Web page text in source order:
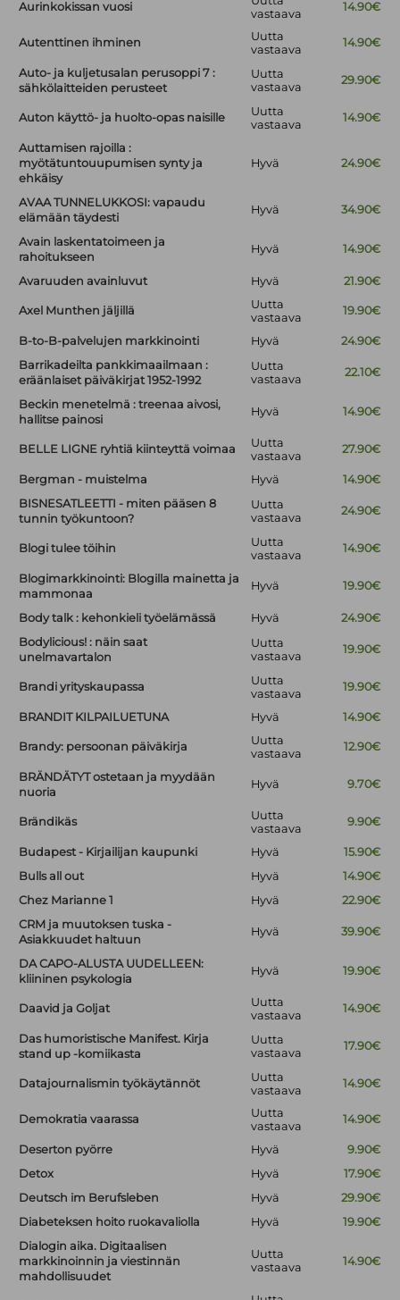
Aurinkokissan vuosi
vastaava
14.90€
Autenttinen ihminen
Uutta
vastaava
14.90€
Auto- ja kuljetusalan perusoppi 7 :
sähkölaitteiden perusteet
Uutta
vastaava
29.90€
Auton käyttö- ja huolto-opas naisille
Uutta
vastaava
14.90€
Auttamisen rajoilla :
myötätuntouupumisen synty ja
ehkäisy
Hyvä 24.90€
AVAA TUNNELUKKOSI: vapaudu
elämään täydesti
Hyvä 34.90€
Avain laskentatoimeen ja
rahoitukseen
Hyvä 14.90€
Avaruuden avainluvut Hyvä 21.90€
Axel Munthen jäljillä
Uutta
vastaava
19.90€
B-to-B-palvelujen markkinointi Hyvä
24.90€
Barrikadeilta pankkimaailmaan :
eräänlaiset päiväkirjat 1952-1992
Uutta
vastaava
22.10€
Beckin menetelmä : treenaa aivosi,
hallitse painosi
Hyvä 14.90€
BELLE LIGNE ryhtiä kiinteyttä voimaa
Uutta
vastaava
27.90€
Bergman - muistelma Hyvä
14.90€
BISNESATLEETTI - miten pääsen 8
tunnin työkuntoon?
Uutta
vastaava
24.90€
Blogi tulee töihin
Uutta
vastaava
14.90€
Blogimarkkinointi: Blogilla mainetta ja
mammonaa
Hyvä 19.90€
Body talk : kehonkieli työelämässä Hyvä
24.90€
Bodylicious! : näin saat
unelmavartalon
Uutta
vastaava
19.90€
Brandi yrityskaupassa
Uutta
vastaava
19.90€
BRANDIT KILPAILUETUNA Hyvä 14.90€
Brandy: persoonan päiväkirja
Uutta
vastaava
12.90€
BRÄNDÄTYT ostetaan ja myydään
nuoria
Hyvä 9.70€
Brändikäs
Uutta
vastaava
9.90€
Budapest - Kirjailijan kaupunki Hyvä
15.90€
Bulls all out
Hyvä
14.90€
Chez Marianne 1
Hyvä
22.90€
CRM ja muutoksen tuska -
Asiakkuudet haltuun
Hyvä 39.90€
DA CAPO-ALUSTA UUDELLEEN:
kliininen psykologia
Hyvä 19.90€
Daavid ja Goljat
Uutta
vastaava
14.90€
Das humoristische Manifest. Kirja
stand up -komiikasta
Uutta
vastaava
17.90€
Datajournalismin työkäytännöt
Uutta
vastaava
14.90€
Demokratia vaarassa
Uutta
vastaava
14.90€
Deserton pyörre Hyvä
9.90€
Detox
Hyvä
17.90€
Deutsch im Berufsleben
Hyvä
29.90€
Diabeteksen hoito ruokavaliolla
Hyvä
19.90€
Dialogin aika. Digitaalisen
markkinoinnin ja viestinnän
mahdollisuudet
Uutta
vastaava
14.90€